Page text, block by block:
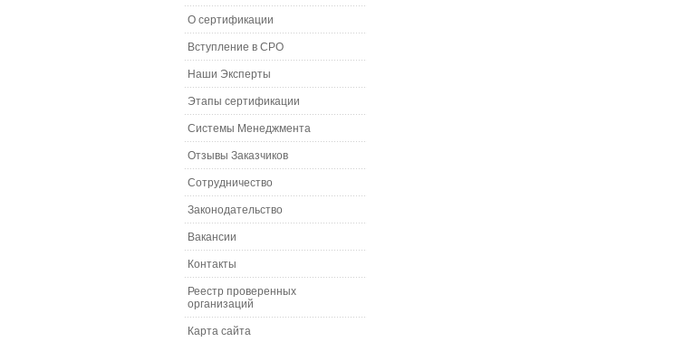
О сертификации
Вступление в СРО
Наши Эксперты
Этапы сертификации
Системы Менеджмента
Отзывы Заказчиков
Сотрудничество
Законодательство
Вакансии
Контакты
Реестр проверенных
организаций
Карта сайта